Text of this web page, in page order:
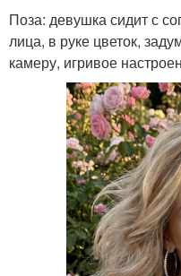
Поза: девушка сидит с
лица, в руке цветок,
камеру, игривое